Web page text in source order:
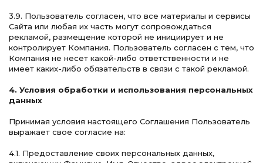
3.9. Пользователь согласен, что все материалы и сервисы
Сайта или любая их часть могут сопровождаться
рекламой, размещение которой не инициирует и не
контролирует Компания. Пользователь согласен с тем, что
Компания не несет какой-либо ответственности и не
имеет каких-либо обязательств в связи с такой рекламой.
4. Условия обработки и использования персональных
данных
Принимая условия настоящего Соглашения Пользователь
выражает свое согласие на:
4.1. Предоставление своих персональных данных,